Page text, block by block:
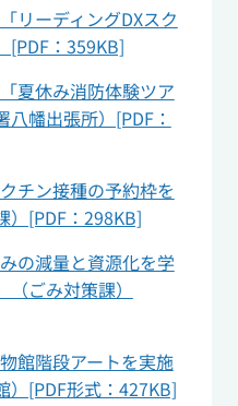
リーディングDXスク
[PDF：359KB]
夏休み消防体験ツア
幡出張所）[PDF：
チン接種の予約枠を
）[PDF：298KB]
の減量と資源化を学
ごみ対策課）
館階段アートを実施
）[PDF形式：427KB]